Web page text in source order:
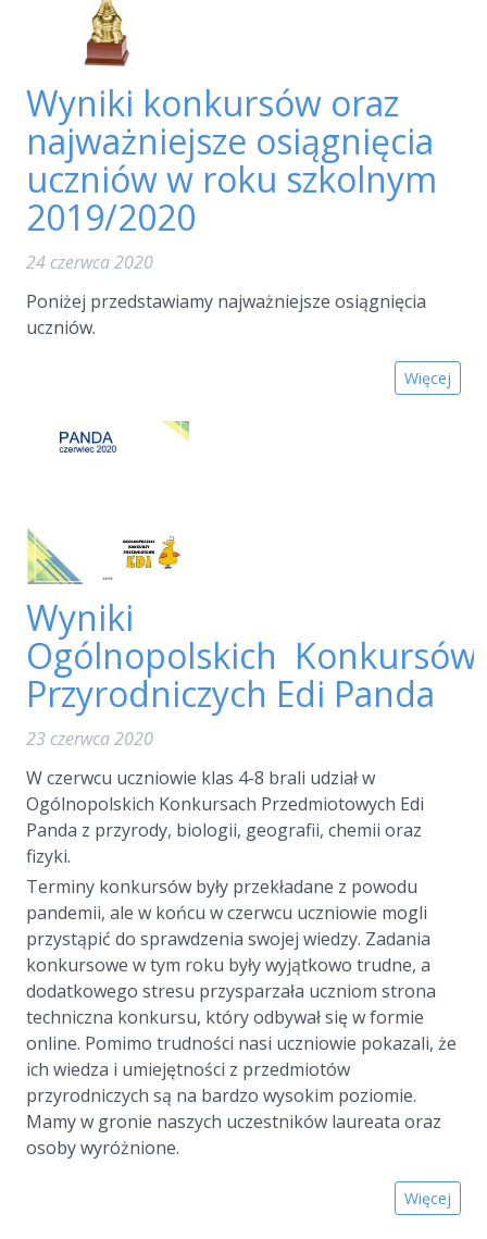
Wyniki konkursów oraz
najważniejsze osiągnięcia
uczniów w roku szkolnym
2019/2020
24 czerwca 2020
Poniżej przedstawiamy najważniejsze osiągnięcia
uczniów.
Więcej
Wyniki
Ogólnopolskich Konkursów
Przyrodniczych Edi Panda
23 czerwca 2020
W czerwcu uczniowie klas 4-8 brali udział w
Ogólnopolskich Konkursach Przedmiotowych Edi
Panda z przyrody, biologii, geografii, chemii oraz
fizyki.
Terminy konkursów były przekładane z powodu
pandemii, ale w końcu w czerwcu uczniowie mogli
przystąpić do sprawdzenia swojej wiedzy. Zadania
konkursowe w tym roku były wyjątkowo trudne, a
dodatkowego stresu przysparzała uczniom strona
techniczna konkursu, który odbywał się w formie
online. Pomimo trudności nasi uczniowie pokazali, że
ich wiedza i umiejętności z przedmiotów
przyrodniczych są na bardzo wysokim poziomie.
Mamy w gronie naszych uczestników laureata oraz
osoby wyróżnione.
Więcej